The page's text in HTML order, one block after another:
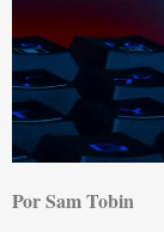
Por Sam Tobin